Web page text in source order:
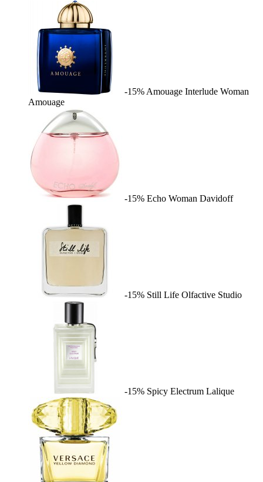
-15% Amouage Interlude Woman
Amouage
-15% Echo Woman Davidoff
-15% Still Life Olfactive Studio
-15% Spicy Electrum Lalique